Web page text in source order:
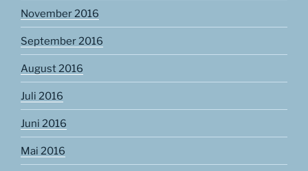
November 2016
September 2016
August 2016
Juli 2016
Juni 2016
Mai 2016